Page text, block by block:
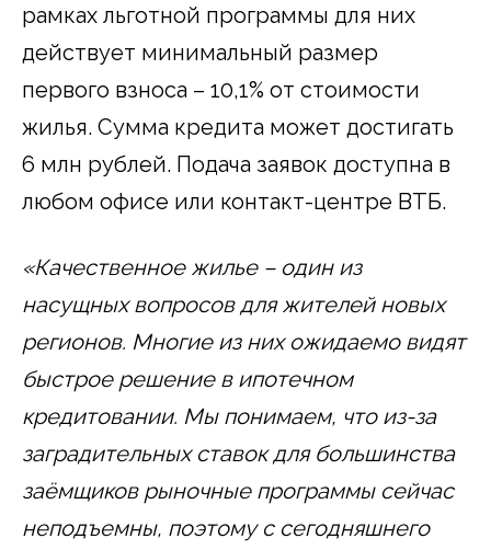
рамках льготной программы для них
действует минимальный размер
первого взноса – 10,1% от стоимости
жилья. Сумма кредита может достигать
6 млн рублей. Подача заявок доступна в
любом офисе или контакт-центре ВТБ.
«Качественное жилье – один из
насущных вопросов для жителей новых
регионов. Многие из них ожидаемо видят
быстрое решение в ипотечном
кредитовании. Мы понимаем, что из-за
заградительных ставок для большинства
заёмщиков рыночные программы сейчас
неподъемны, поэтому с сегодняшнего